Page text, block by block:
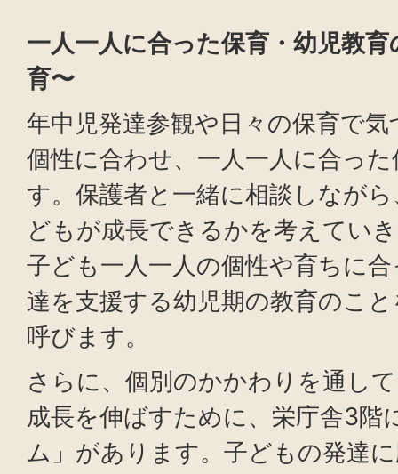
一人一人に合った保育・幼児教
育〜
年中児発達参観や日々の保育で
個性に合わせ、一人一人に合っ
す。保護者と一緒に相談しなが
どもが成長できるかを考えてい
子ども一人一人の個性や育ちに
達を支援する幼児期の教育のこ
呼びます。
さらに、個別のかかわりを通し
成長を伸ばすために、栄庁舎3階
ム」があります。子どもの発達